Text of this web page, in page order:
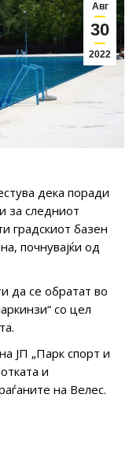
Авг
30
2022
дека поради
за следниот
градскиот базен
почнувајќи од
да се обратат во
со цел
ЈП „Парк спорт и
и
на Велес.